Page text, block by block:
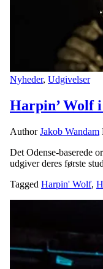
Nyheder, Udgivelser
Harpin’ Wolf
AuthorJakob Wandam
Det Odense-baserede
udgiver deres første
Tagged Harpin' Wolf,